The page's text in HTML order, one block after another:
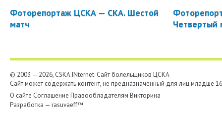
Фоторепортаж ЦСКА — СКА. Шестой
матч
Четвертый
© 2003 — 2026, CSKA.INternet. Cайт болельщиков ЦСКА
Сайт может содержать контент, не предназначенный для лиц младше
О сайте Соглашение Правообладателям Викторина
Разработка — rasuvaeff™